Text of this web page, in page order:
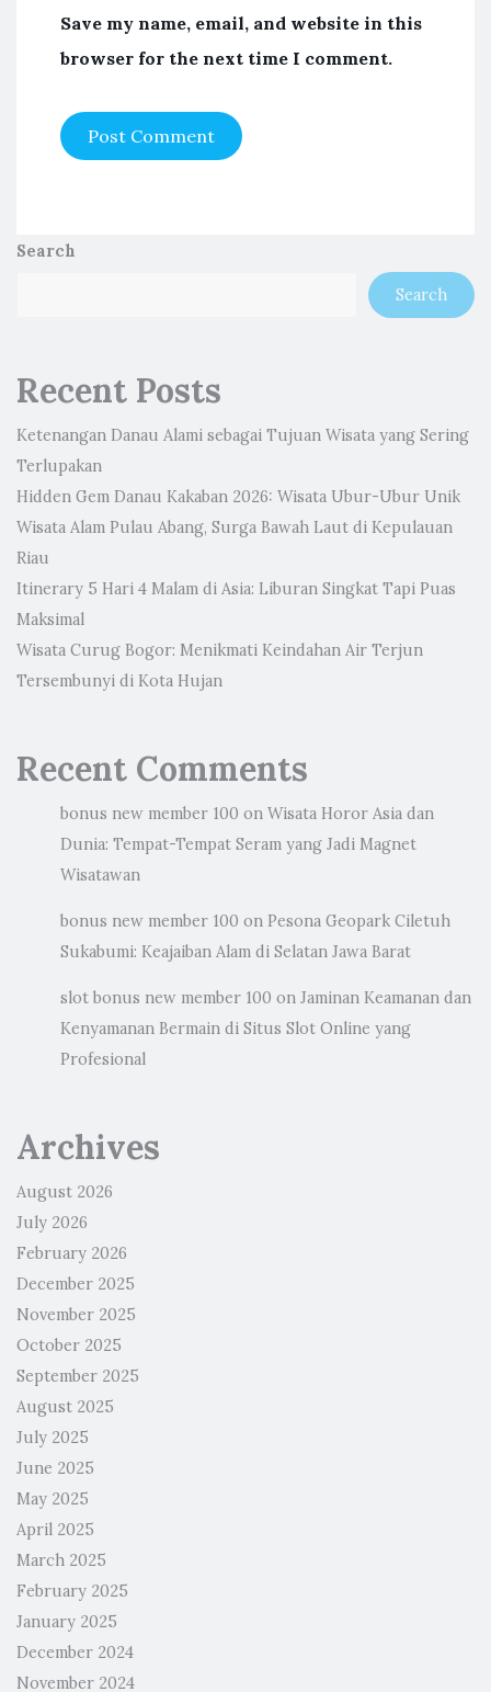
Save my name, email, and website in this
browser for the next time I comment.
Search
Search
Recent Posts
Ketenangan Danau Alami sebagai Tujuan Wisata yang Sering
Terlupakan
Hidden Gem Danau Kakaban 2026: Wisata Ubur-Ubur Unik
Wisata Alam Pulau Abang, Surga Bawah Laut di Kepulauan
Riau
Itinerary 5 Hari 4 Malam di Asia: Liburan Singkat Tapi Puas
Maksimal
Wisata Curug Bogor: Menikmati Keindahan Air Terjun
Tersembunyi di Kota Hujan
Recent Comments
bonus new member 100 on Wisata Horor Asia dan
Dunia: Tempat-Tempat Seram yang Jadi Magnet
Wisatawan
bonus new member 100 on Pesona Geopark Ciletuh
Sukabumi: Keajaiban Alam di Selatan Jawa Barat
slot bonus new member 100 on Jaminan Keamanan dan
Kenyamanan Bermain di Situs Slot Online yang
Profesional
Archives
August 2026
July 2026
February 2026
December 2025
November 2025
October 2025
September 2025
August 2025
July 2025
June 2025
May 2025
April 2025
March 2025
February 2025
January 2025
December 2024
November 2024